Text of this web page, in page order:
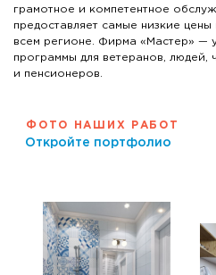
грамотное и компетентное
предоставляет самые низкие
всем регионе. Фирма «Мастер» —
программы для ветеранов, людей,
и пенсионеров.
ФОТО НАШИХ РАБОТ
Откройте портфолио